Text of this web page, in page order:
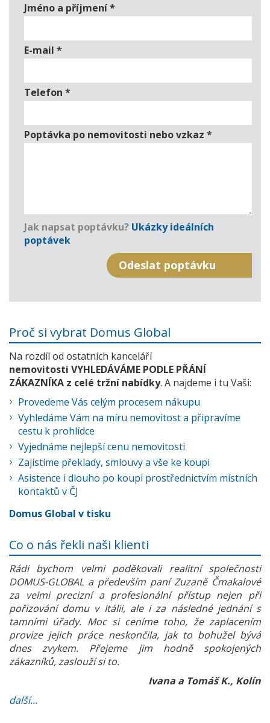
Jméno a příjmení*
E-mail *
Telefon *
Poptávka po nemovitosti nebo vzkaz *
Jak napsat poptávku? Ukázky ideálních
poptávek
Proč si vybrat Domus Global
Na rozdíl od ostatních kanceláří
nemovitosti VYHLEDÁVÁME PODLE PŘÁNÍ
ZÁKAZNÍKA z celé tržní nabídky. A najdeme i tu Vaši:
Provedeme Vás celým procesem nákupu
Vyhledáme Vám na míru nemovitost a připravíme
cestu k prohlídce
Vyjednáme nejlepší cenu nemovitosti
Zajistíme překlady, smlouvy a vše ke koupi
Asistence i dlouho po koupi prostřednictvím místních
kontaktů v ČJ
Domus Global v tisku
Co o nás řekli naši klienti
Rádi bychom velmi poděkovali realitní společnosti
DOMUS-GLOBAL a především paní Zuzaně Čmakalové
za velmi precizní a profesionální přístup nejen při
pořizování domu v Itálii, ale i za následné jednání s
tamními úřady. Moc si ceníme toho, že zaplacením
provize jejich práce neskončila, jak to bohužel bývá
dnes zvykem. Přejeme jim hodně spokojených
zákazníků, zaslouží si to.
Ivana a Tomáš K., Kolín
další...